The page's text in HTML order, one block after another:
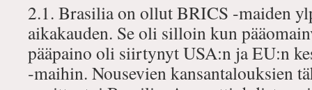
2.1. Brasilia on ollut BRICS ‐maiden
aikakauden. Se oli silloin kun
pääpaino oli siirtynyt USA:n ja EU:n
‐maihin. Nousevien kansantalouksien